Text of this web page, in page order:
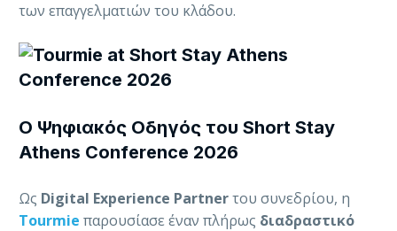
των επαγγελματιών του κλάδου.
Ο Ψηφιακός Οδηγός του Short Stay
Athens Conference 2026
Ως Digital Experience Partnerτου συνεδρίου, η
Tourmie παρουσίασε έναν πλήρως διαδραστικό